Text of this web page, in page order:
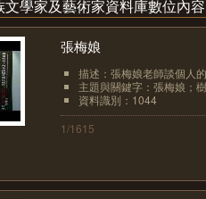
學家及藝術家資料庫數位內
張梅娘
描述：張梅娘老師談個人
主題與關鍵字：張梅娘；
資料識別：1044
1/1615